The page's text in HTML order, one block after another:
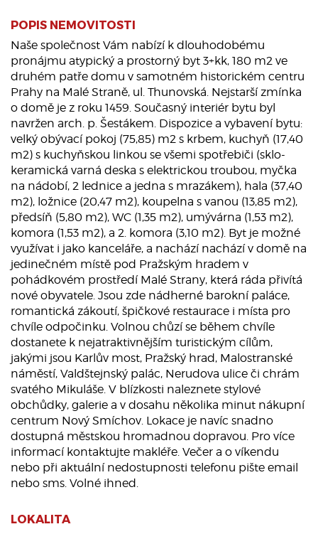
POPIS NEMOVITOSTI
Naše společnost Vám nabízí k dlouhodobému
pronájmu atypický a prostorný byt 3+kk, 180 m2 ve
druhém patře domu v samotném historickém centru
Prahy na Malé Straně, ul. Thunovská. Nejstarší zmínka
o domě je z roku 1459. Současný interiér bytu byl
navržen arch. p. Šestákem. Dispozice a vybavení bytu:
velký obývací pokoj (75,85) m2 s krbem, kuchyň (17,40
m2) s kuchyňskou linkou se všemi spotřebiči (sklo-
keramická varná deska s elektrickou troubou, myčka
na nádobí, 2 lednice a jedna s mrazákem), hala (37,40
m2), ložnice (20,47 m2), koupelna s vanou (13,85 m2),
předsíň (5,80 m2), WC (1,35 m2), umývárna (1,53 m2),
komora (1,53 m2), a 2. komora (3,10 m2). Byt je možné
využívat i jako kanceláře, a nachází nachází v domě na
jedinečném místě pod Pražským hradem v
pohádkovém prostředí Malé Strany, která ráda přivítá
nové obyvatele. Jsou zde nádherné barokní paláce,
romantická zákoutí, špičkové restaurace i místa pro
chvíle odpočinku. Volnou chůzí se během chvíle
dostanete k nejatraktivnějším turistickým cílům,
jakými jsou Karlův most, Pražský hrad, Malostranské
náměstí, Valdštejnský palác, Nerudova ulice či chrám
svatého Mikuláše. V blízkosti naleznete stylové
obchůdky, galerie a v dosahu několika minut nákupní
centrum Nový Smíchov. Lokace je navíc snadno
dostupná městskou hromadnou dopravou. Pro více
informací kontaktujte makléře. Večer a o víkendu
nebo při aktuální nedostupnosti telefonu pište email
nebo sms. Volné ihned.
LOKALITA